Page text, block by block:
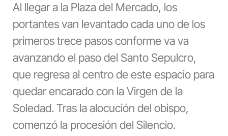
Al llegar a la Plaza del Mercado, los
portantes van levantado cada uno de los
primeros trece pasos conforme va va
avanzando el paso del Santo Sepulcro,
que regresa al centro de este espacio para
quedar encarado con la Virgen de la
Soledad. Tras la alocución del obispo,
comenzó la procesión del Silencio.